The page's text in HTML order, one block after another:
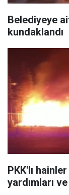
Belediyeye
kundaklandı
PKK'lı
yardımları